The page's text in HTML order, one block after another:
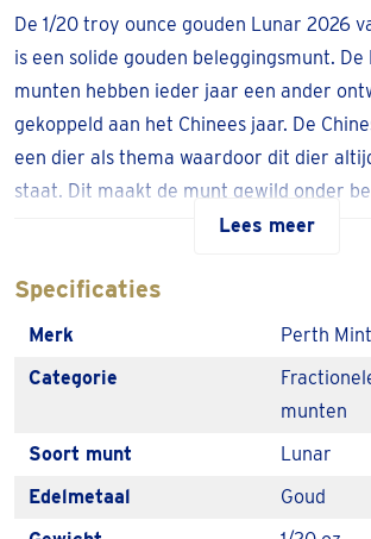
De 1/20 troy ounce gouden Lunar 2026
is een solide gouden beleggingsmunt.
munten hebben ieder jaar een ander
gekoppeld aan het Chinees jaar. De
een dier als thema waardoor dit dier
staat. Dit maakt de munt gewild onder
De1/20 troy ounce gouden Lunar
btw.
Laat de Lunar thuisbezorgen of haal
van onze 100+ afhaallocaties.
De gouden Lunar van 2026
Het jaar 2026 is het Chinese jaar van het
Lees meer
Specificaties
Merk
Perth Mint
Categorie
munten
Soort munt
Lunar
Edelmetaal
Goud